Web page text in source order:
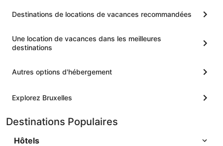
Destinations de locations de vacances recommandées
Une location de vacances dans les meilleures
destinations
Autres options d'hébergement
Explorez Bruxelles
Destinations Populaires
Hôtels